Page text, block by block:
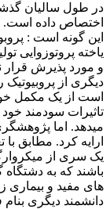
در طول سالیان
اختصاص داده است.
این گونه است :
یاخته پروتوزوایی
و مورد پذیرش قرار
دیگری از پروبیوتیک
است از یک مکمل
تاثیرات سودمند
میدهد. اما
ارایه کرد. مطابق
یک سری از
باشند که به
های مفید و بیماری
دانشمند دیگری بنام